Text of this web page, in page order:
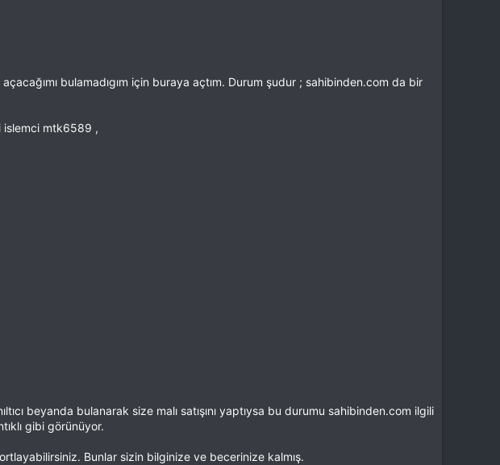
bulamadıgım için buraya açtım. Durum şudur ; sahibinden.com da bir
islemci mtk6589 ,
beyanda bulanarak size malı satışını yaptıysa bu durumu sahibinden.com ilgili
gibi görünüyor.
Bunlar sizin bilginize ve becerinize kalmış.